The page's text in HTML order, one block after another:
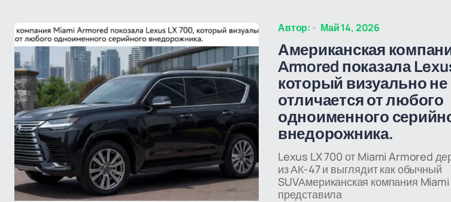
Автор: Май 14, 2026
Американская
Armored показала
который визуально не
отличается от любого
одноименного
внедорожника.
Lexus LX 700 от Miami Armored
из АК-47 и выглядит как обычный
SUVАмериканская компания
представила